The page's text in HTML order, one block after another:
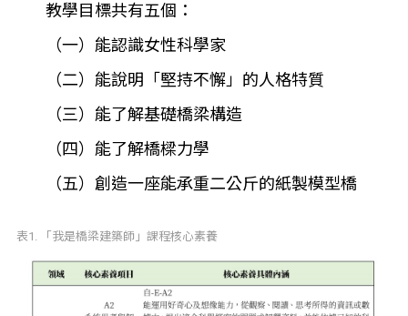
教學目標共有五個：
（一）能認識女性科學家
（二）能說明「堅持不懈」的人格特質
（三）能了解基礎橋梁構造
（四）能了解橋樑力學
（五）創造一座能承重二公斤的紙製模型橋
表1. 「我是橋梁建築師」課程核心素養